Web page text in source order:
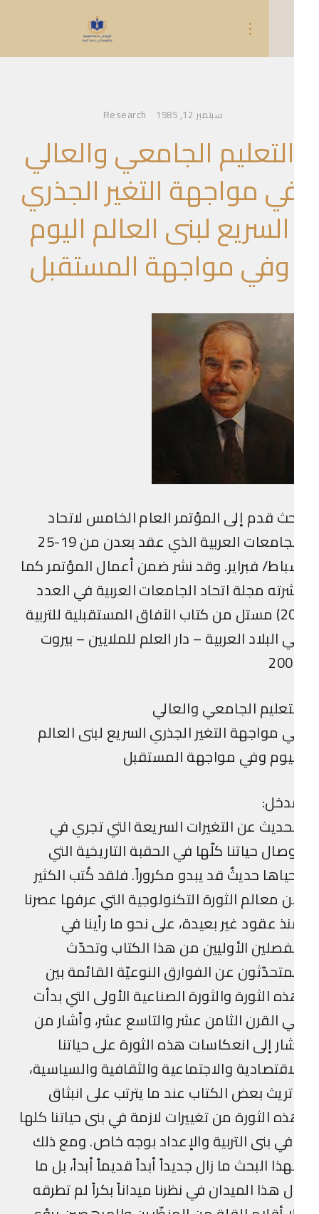
سبتمبر 12, 1985 Research
التعليم الجامعي والعالي
مواجهة التغير الجذري
السريع لبنى العالم اليوم
وفي مواجهة المستقبل
قدم إلى المؤتمر العام الخامس لاتحاد
الجامعات العربية الذي عقد بعدن من 19-25
فبراير. وقد نشر ضمن أعمال المؤتمر كما
مجلة اتحاد الجامعات العربية في العدد
(20) مستل من كتاب الآفاق المستقبلية للتربية
البلاد العربية – دار العلم للملايين – بيروت
الجامعي والعالي
مواجهة التغير الجذري السريع لبنى العالم
وفي مواجهة المستقبل
عن التغيرات السريعة التي تجري في
حياتنا كلّها في الحقبة التاريخية التي
حديثٌ قد يبدو مكروراً. فلقد كُتب الكثير
معالم الثورة التكنولوجية التي عرفها عصرنا
عقود غير بعيدة، على نحو ما رأينا في
الأوليين من هذا الكتاب وتحدّث
عن الفوارق النوعيّة القائمة بين
الثورة والثورة الصناعية الأولى التي بدأت
القرن الثامن عشر والتاسع عشر، وأشار من
إلى انعكاسات هذه الثورة على حياتنا
والاجتماعية والثقافية والسياسية،
بعض الكتاب عند ما يترتب على انبثاق
الثورة من تغييرات لازمة في بنى حياتنا كلها
بنى التربية والإعداد بوجه خاص. ومع ذلك
البحث ما زال جديداً أبداً قديماً أبداً، بل ما
هذا الميدان في نظرنا ميداناً بكراً لم تطرقه